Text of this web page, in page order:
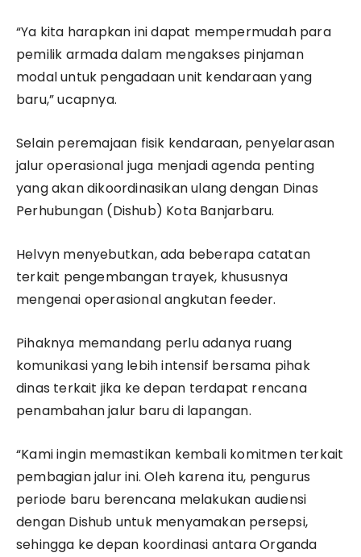
“Ya kita harapkan ini dapat mempermudah para
pemilik armada dalam mengakses pinjaman
modal untuk pengadaan unit kendaraan yang
baru,” ucapnya.
Selain peremajaan fisik kendaraan, penyelarasan
jalur operasional juga menjadi agenda penting
yang akan dikoordinasikan ulang dengan Dinas
Perhubungan (Dishub) Kota Banjarbaru.
Helvyn menyebutkan, ada beberapa catatan
terkait pengembangan trayek, khususnya
mengenai operasional angkutan feeder.
Pihaknya memandang perlu adanya ruang
komunikasi yang lebih intensif bersama pihak
dinas terkait jika ke depan terdapat rencana
penambahan jalur baru di lapangan.
“Kami ingin memastikan kembali komitmen terkait
pembagian jalur ini. Oleh karena itu, pengurus
periode baru berencana melakukan audiensi
dengan Dishub untuk menyamakan persepsi,
sehingga ke depan koordinasi antara Organda